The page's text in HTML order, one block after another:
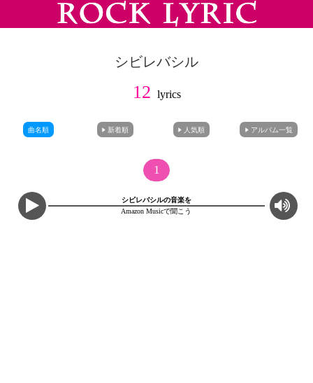
シビレバシル
12 lyrics
曲名順 新着順 人気順 アルバム一覧
1
シビレバシルの音楽を
Amazon Musicで聞こう